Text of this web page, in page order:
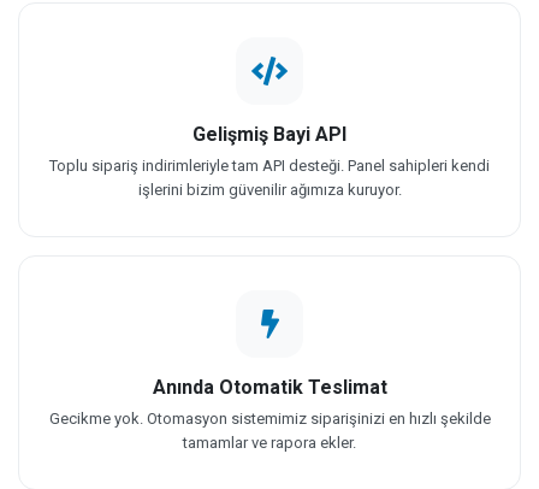
Gelişmiş Bayi API
Toplu sipariş indirimleriyle tam API desteği. Panel sahipleri kendi
işlerini bizim güvenilir ağımıza kuruyor.
Anında Otomatik Teslimat
Gecikme yok. Otomasyon sistemimiz siparişinizi en hızlı şekilde
tamamlar ve rapora ekler.